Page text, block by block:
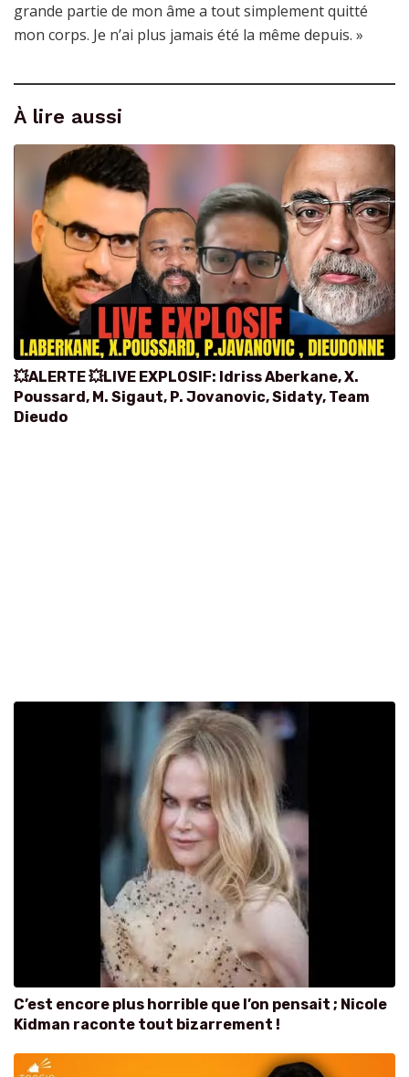
grande partie de mon âme a tout simplement quitté
mon corps. Je n’ai plus jamais été la même depuis. »
À lire aussi
💥ALERTE 💥LIVE EXPLOSIF: Idriss Aberkane, X.
Poussard, M. Sigaut, P. Jovanovic, Sidaty, Team
Dieudo
C’est encore plus horrible que l’on pensait ; Nicole
Kidman raconte tout bizarrement !